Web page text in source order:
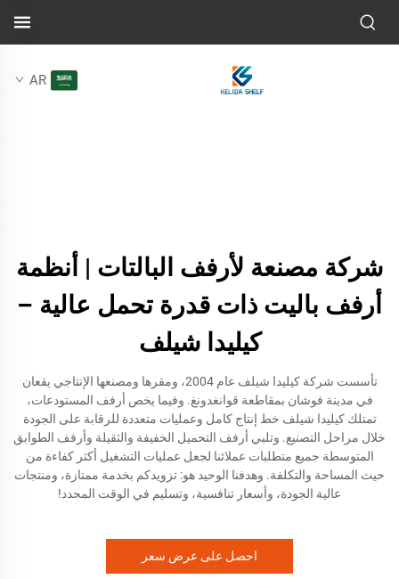
AR
شركة مصنعة لأرفف البالتات | أنظمة
أرفف باليت ذات قدرة تحمل عالية –
كيليدا شيلف
تأسست شركة كيليدا شيلف عام 2004، ومقرها ومصنعها الإنتاجي يقعان
في مدينة فوشان بمقاطعة قوانغدونغ. وفيما يخص أرفف المستودعات،
تمتلك كيليدا شيلف خط إنتاج كامل وعمليات متعددة للرقابة على الجودة
خلال مراحل التصنيع. وتلبي أرفف التحميل الخفيفة والثقيلة وأرفف الطوابق
المتوسطة جميع متطلبات عملائنا لجعل عمليات التشغيل أكثر كفاءة من
حيث المساحة والتكلفة. وهدفنا الوحيد هو: تزويدكم بخدمة ممتازة، ومنتجات
عالية الجودة، وأسعار تنافسية، وتسليم في الوقت المحدد!
احصل على عرض سعر